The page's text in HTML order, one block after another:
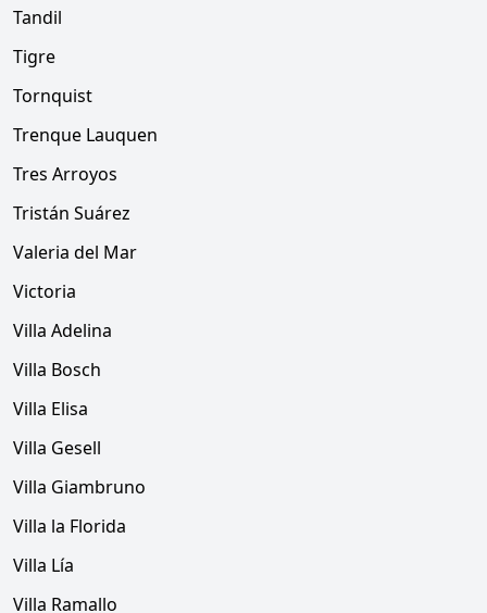
Tandil
Tigre
Tornquist
Trenque Lauquen
Tres Arroyos
Tristán Suárez
Valeria del Mar
Victoria
Villa Adelina
Villa Bosch
Villa Elisa
Villa Gesell
Villa Giambruno
Villa la Florida
Villa Lía
Villa Ramallo